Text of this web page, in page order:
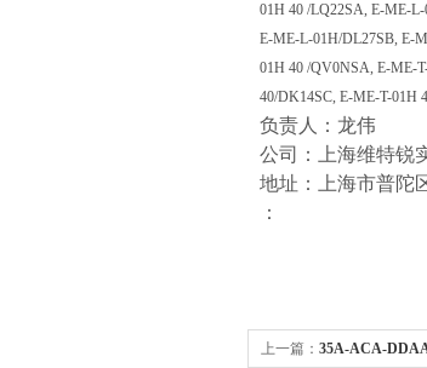
01H 40 /LQ22SA, E-ME-
E-ME-L-01H/DL27SB, E-
01H 40 /QV0NSA, E-ME-
40/DK14SC, E-ME-T-01H
负责人：龙伟
公司：上海维特锐
地址：上海市普陀
：
上一篇： 35A-ACA-